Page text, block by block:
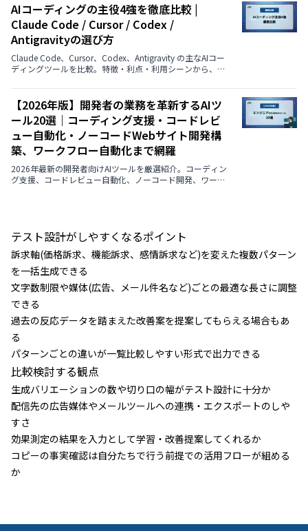
AIコーディングの主役4強を徹底比較 |
Claude Code / Cursor / Codex /
Antigravityの選び方
Claude Code、Cursor、Codex、Antigravity の主なAIコー
ディングツールを比較。特徴・利点・利用シーンから、自
【2026年版】開発者の業務を革新するAIツ
ール20選｜コーディング支援・コードレビ
ュー自動化・ノーコードWebサイト開発構
築、ワークフロー自動化まで網羅
2026年最新の開発者向けAIツールを厳選紹介。コーディン
グ支援、コードレビュー自動化、ノーコード開発、ワーク
テスト設計がしやすくなるポイント
訴求軸(価格訴求、機能訴求、感情訴求など)を変えた複数パターン
を一括生成できる
文字数制限や媒体(広告、メール件名など)ごとの最適な長さに調整
できる
過去の反応データを踏まえた改善案を提案してもらえる場合もあ
る
パターンごとの違いが一覧比較しやすい形式で出力できる
比較検討する観点
生成バリエーションの数や切り口の幅がテスト設計に十分か
配信先の広告媒体やメールツールへの連携・エクスポートのしや
すさ
効果測定の結果を入力として学習・改善提案してくれるか
コピーの事実確認は自分たちで行う前提での活用フローが組める
か